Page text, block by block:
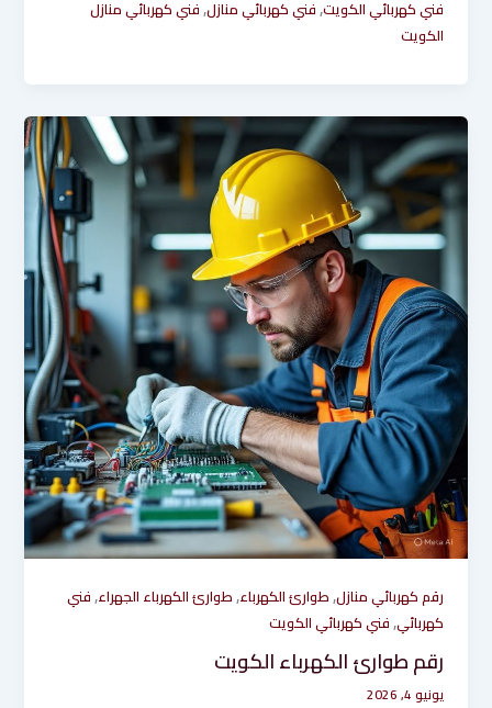
فني كهربائي الكويت,فني كهربائي منازل,فني كهربائي منازل
الكويت
رقم كهربائي منازل,طوارئ الكهرباء,طوارئ الكهرباء الجهراء,فني
كهربائي,فني كهربائي الكويت
رقم طوارئ الكهرباء الكويت
يونيو 4, 2026